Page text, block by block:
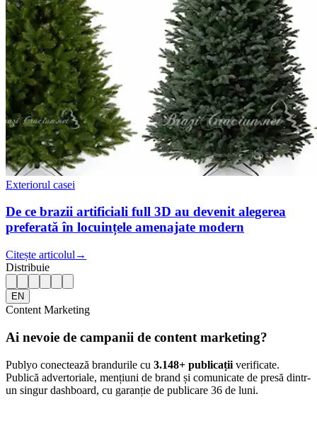
Exteriorul casei
De ce brazii artificiali full 3D au devenit alegerea
preferată în locuințele amenajate modern
Citește articolul →
Distribuie
EN
Content Marketing
Ai nevoie de campanii de content marketing?
Publyo conectează brandurile cu 3.148+ publicații verificate.
Publică advertoriale, mențiuni de brand și comunicate de presă dintr-
un singur dashboard, cu garanție de publicare 36 de luni.